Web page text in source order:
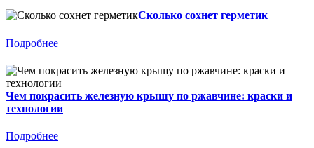
Сколько сохнет герметик
Подробнее
Чем покрасить железную крышу по ржавчине: краски и
технологии
Подробнее